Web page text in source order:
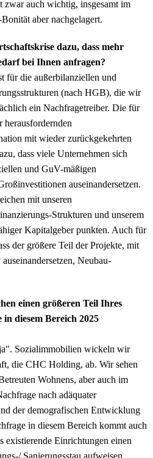
auch wichtig, insgesamt im
aber nachgelagert.
dazu, dass mehr
bei Ihnen anfragen?
für die außerbilanziellen und
(nach HGB), die wir
ein Nachfragetreiber. Die für
herausfordernden
mit wieder zurückgekehrten
dass viele Unternehmen sich
und GuV-mäßigen
auseinandersetzen.
mit unseren
Strukturen und unserem
Kapitalgeber punkten. Auch für
der größere Teil der Projekte, mit
Neubau-
einen größeren Teil Ihres
diesem Bereich 2025
Sozialimmobilien wickeln wir
die CHC Holding, ab. Wir sehen
Wohnens, aber auch im
nach adäquater
der demografischen Entwicklung
in diesem Bereich kommt auch
existierende Einrichtungen einen
Sanierungsstau aufweisen.